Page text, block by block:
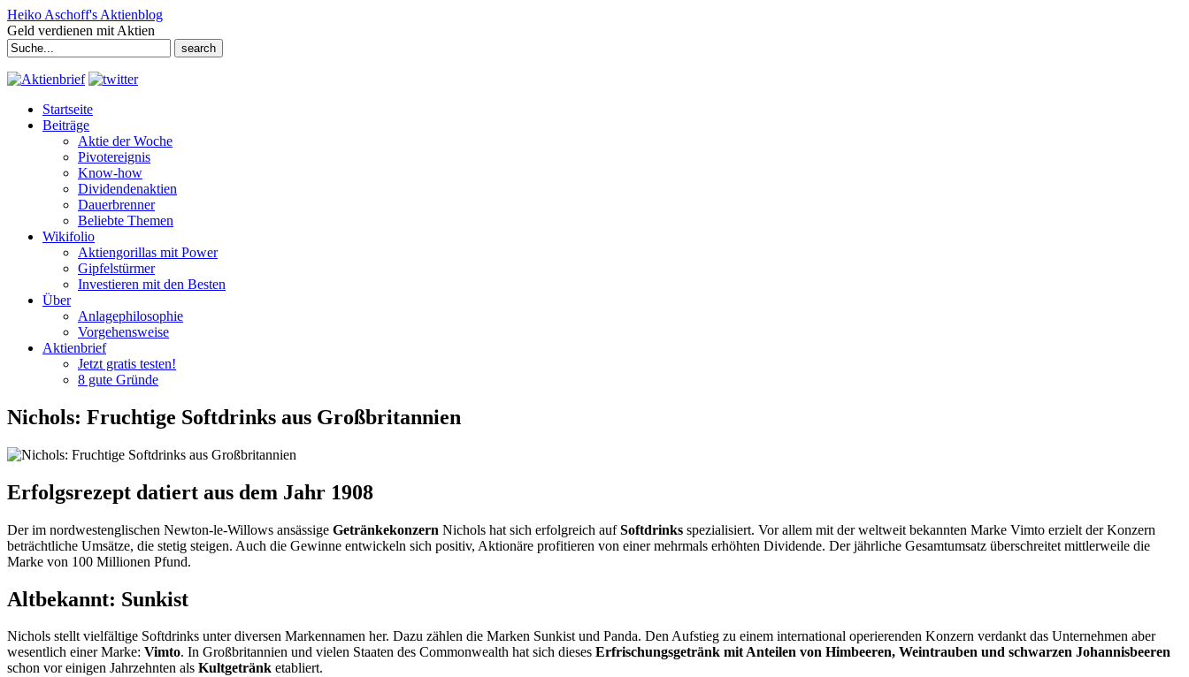
Heiko Aschoff's Aktienblog
Geld verdienen mit Aktien
Search
for:
Startseite
Beiträge
Aktie der Woche
Pivotereignis
Know-how
Dividendenaktien
Dauerbrenner
Beliebte Themen
Wikifolio
Aktiengorillas mit Power
Gipfelstürmer
Investieren mit den Besten
Über
Anlagephilosophie
Vorgehensweise
Aktienbrief
Jetzt gratis testen!
8 gute Gründe
Nichols: Fruchtige Softdrinks aus Großbritannien
Erfolgsrezept datiert aus dem Jahr 1908
Der im nordwestenglischen Newton-le-Willows ansässige Getränkekonzern Nichols hat sich erfolgreich aufSoftdrinks spezialisiert. Vor allem mit der weltweit bekannten Marke Vimto erzielt der Konzern
beträchtliche Umsätze, die stetig steigen. Auch die Gewinne entwickeln sich positiv, Aktionäre profitieren von einer mehrmals erhöhten Dividende. Der jährliche Gesamtumsatz überschreitet mittlerweile die
Marke von 100 Millionen Pfund.
Altbekannt: Sunkist
Nichols stellt vielfältige Softdrinks unter diversen Markennamen her. Dazu zählen die Marken Sunkist und Panda. Den Aufstieg zu einem international operierenden Konzern verdankt das Unternehmen aber
wesentlich einer Marke: Vimto. In Großbritannien und vielen Staaten des Commonwealth hat sich dieses Erfrischungsgetränk mit Anteilen von Himbeeren, Weintrauben und schwarzen Johannisbeeren
schon vor einigen Jahrzehnten als Kultgetränk etabliert.